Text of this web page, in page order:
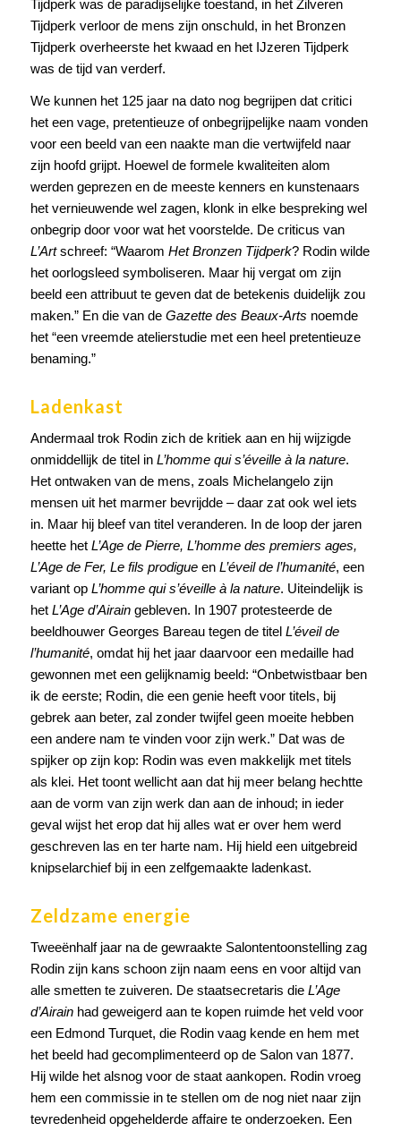
Tijdperk was de paradijselijke toestand, in het Zilveren
Tijdperk verloor de mens zijn onschuld, in het Bronzen
Tijdperk overheerste het kwaad en het IJzeren Tijdperk
was de tijd van verderf.
We kunnen het 125 jaar na dato nog begrijpen dat critici
het een vage, pretentieuze of onbegrijpelijke naam vonden
voor een beeld van een naakte man die vertwijfeld naar
zijn hoofd grijpt. Hoewel de formele kwaliteiten alom
werden geprezen en de meeste kenners en kunstenaars
het vernieuwende wel zagen, klonk in elke bespreking wel
onbegrip door voor wat het voorstelde. De criticus van
L’Artschreef: “Waarom Het Bronzen Tijdperk? Rodin wilde
het oorlogsleed symboliseren. Maar hij vergat om zijn
beeld een attribuut te geven dat de betekenis duidelijk zou
maken.” En die van de Gazette des Beaux-Arts noemde
het “een vreemde atelierstudie met een heel pretentieuze
benaming.”
Ladenkast
Andermaal trok Rodin zich de kritiek aan en hij wijzigde
onmiddellijk de titel in L’homme qui s’éveille à la nature.
Het ontwaken van de mens, zoals Michelangelo zijn
mensen uit het marmer bevrijdde – daar zat ook wel iets
in. Maar hij bleef van titel veranderen. In de loop der jaren
heette het L’Age de Pierre, L’homme des premiers ages,
L’Age de Fer, Le fils prodigueen L’éveil de l’humanité, een
variant op L’homme qui s’éveille à la nature. Uiteindelijk is
het L’Age d’Airaingebleven. In 1907 protesteerde de
beeldhouwer Georges Bareau tegen de titel L’éveil de
l’humanité, omdat hij het jaar daarvoor een medaille had
gewonnen met een gelijknamig beeld: “Onbetwistbaar ben
ik de eerste; Rodin, die een genie heeft voor titels, bij
gebrek aan beter, zal zonder twijfel geen moeite hebben
een andere nam te vinden voor zijn werk.” Dat was de
spijker op zijn kop: Rodin was even makkelijk met titels
als klei. Het toont wellicht aan dat hij meer belang hechtte
aan de vorm van zijn werk dan aan de inhoud; in ieder
geval wijst het erop dat hij alles wat er over hem werd
geschreven las en ter harte nam. Hij hield een uitgebreid
knipselarchief bij in een zelfgemaakte ladenkast.
Zeldzame energie
Tweeënhalf jaar na de gewraakte Salontentoonstelling zag
Rodin zijn kans schoon zijn naam eens en voor altijd van
alle smetten te zuiveren. De staatsecretaris die L’Age
d’Airainhad geweigerd aan te kopen ruimde het veld voor
een Edmond Turquet, die Rodin vaag kende en hem met
het beeld had gecomplimenteerd op de Salon van 1877.
Hij wilde het alsnog voor de staat aankopen. Rodin vroeg
hem een commissie in te stellen om de nog niet naar zijn
tevredenheid opgehelderde affaire te onderzoeken. Een